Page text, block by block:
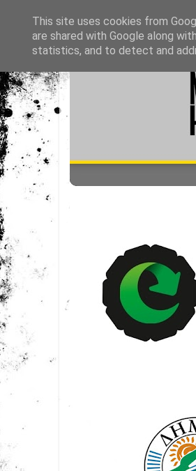
This site uses cookies from
are shared with Google along
statistics, and to detect and